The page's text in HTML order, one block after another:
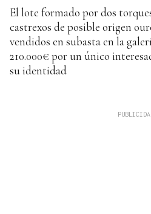
El lote formado por dos
castrexos de posible origen
vendidos en subasta en la
210.000€ por un único
su identidad